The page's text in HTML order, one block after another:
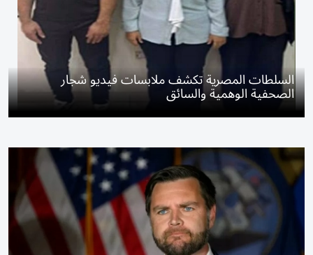
السلطات المصرية تكشف ملابسات فيديو شجار
الصحفية الوهمية والسائق